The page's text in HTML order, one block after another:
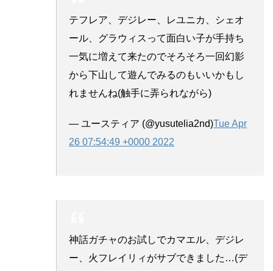
テフレア、デジレー、レユニカ、シェオ
ール、グラウィスって面白い子が手持ち
一気に増えて来たのでそろそろ一回幻影
から下山して遊んでみるのもいいかもし
れませんね(触手に弄られながら)
— ユースティア (@yusutelia2nd)Tue Apr
26 07:54:49 +0000 2022
神話ガチャのお試しでカマエル、デジレ
ー、火フレイリィがサブできました…(デ